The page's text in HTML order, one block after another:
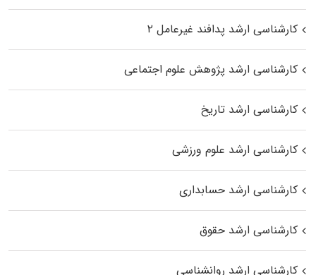
کارشناسی ارشد پدافند غیرعامل ۲
کارشناسی ارشد پژوهش علوم اجتماعی
کارشناسی ارشد تاریخ
کارشناسی ارشد علوم ورزشی
کارشناسی ارشد حسابداری
کارشناسی ارشد حقوق
کارشناسی ارشد روانشناسی